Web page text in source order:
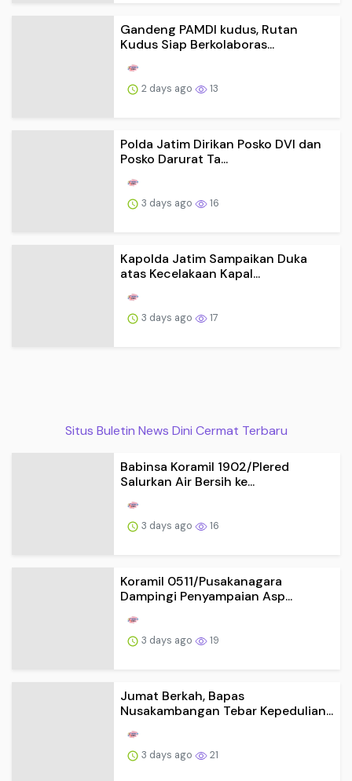
Gandeng PAMDI kudus, Rutan
Kudus Siap Berkolaboras...
2 days ago 13
Polda Jatim Dirikan Posko DVI dan
Posko Darurat Ta...
3 days ago 16
Kapolda Jatim Sampaikan Duka
atas Kecelakaan Kapal...
3 days ago 17
Situs Buletin News Dini Cermat Terbaru
Babinsa Koramil 1902/Plered
Salurkan Air Bersih ke...
3 days ago 16
Koramil 0511/Pusakanagara
Dampingi Penyampaian Asp...
3 days ago 19
Jumat Berkah, Bapas
Nusakambangan Tebar Kepedulian...
3 days ago 21